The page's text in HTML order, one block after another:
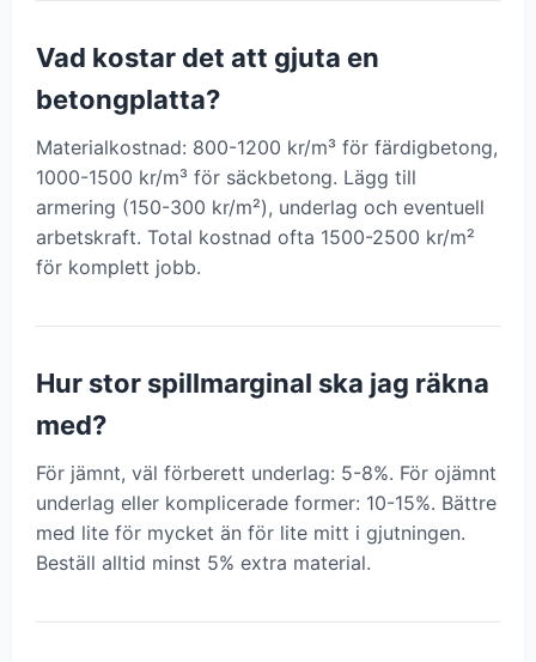
Vad kostar det att gjuta en
betongplatta?
Materialkostnad: 800-1200 kr/m³ för färdigbetong,
1000-1500 kr/m³ för säckbetong. Lägg till
armering (150-300 kr/m²), underlag och eventuell
arbetskraft. Total kostnad ofta 1500-2500 kr/m²
för komplett jobb.
Hur stor spillmarginal ska jag räkna
med?
För jämnt, väl förberett underlag: 5-8%. För ojämnt
underlag eller komplicerade former: 10-15%. Bättre
med lite för mycket än för lite mitt i gjutningen.
Beställ alltid minst 5% extra material.